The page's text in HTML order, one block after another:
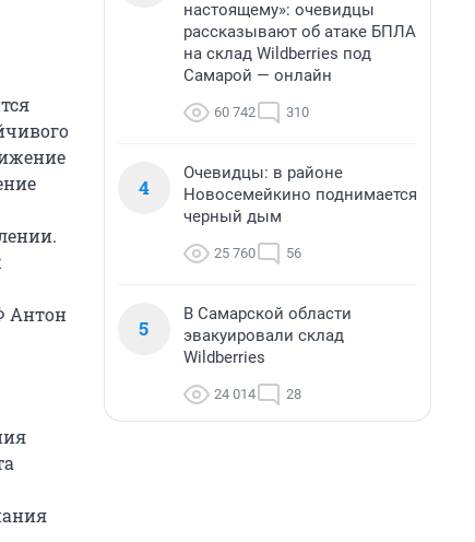
Антон
настоящему»: очевидцы
рассказывают об атаке БПЛА
на склад Wildberries под
Самарой — онлайн
60 742 310
4
Очевидцы: в районе
Новосемейкино поднимается
черный дым
25 760 56
5
В Самарской области
эвакуировали склад
Wildberries
24 014 28